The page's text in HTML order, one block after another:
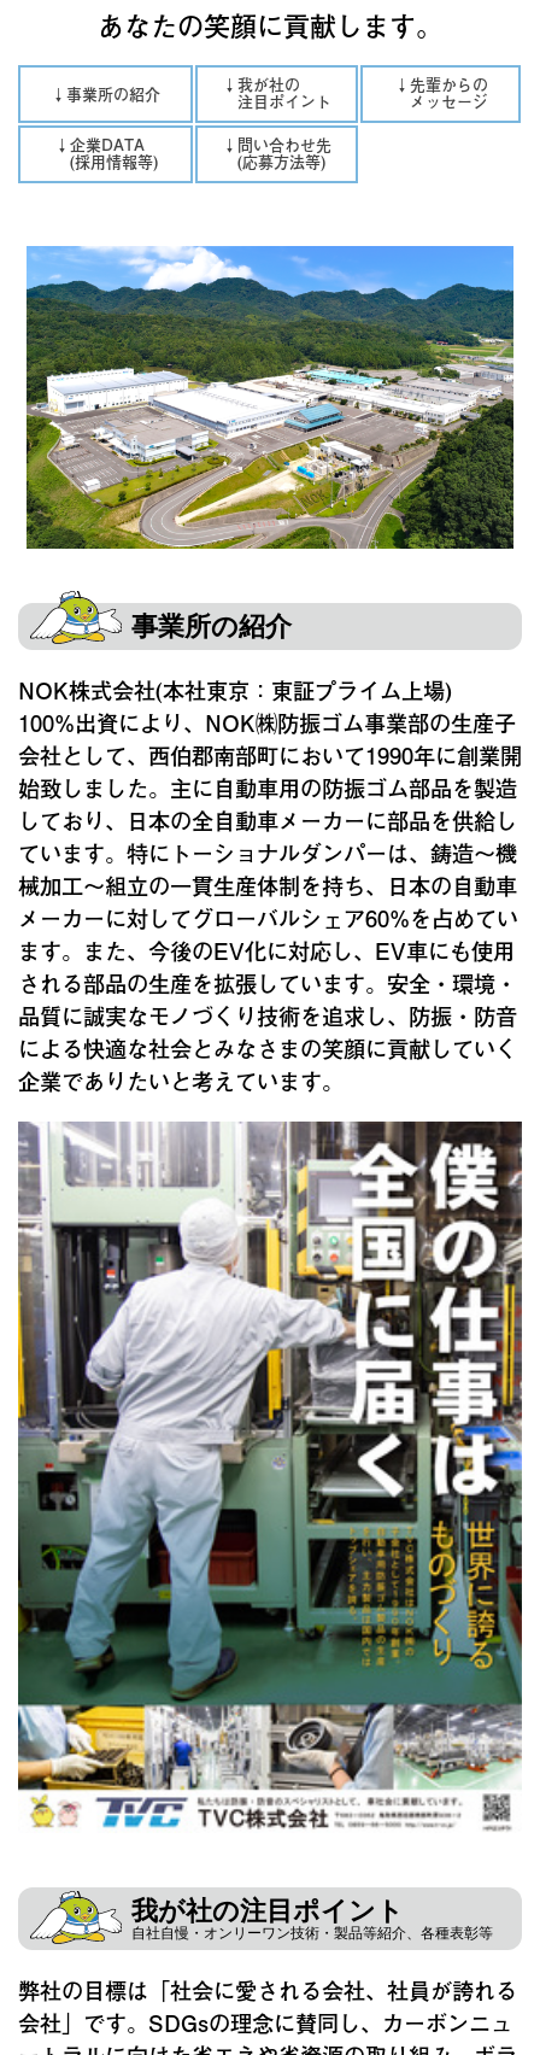
あなたの笑顔に貢献します。
↓事業所の紹介 ↓我が社の
注目ポイント
↓先輩からの
メッセージ
↓企業DATA
(採用情報等)
↓問い合わせ先
(応募方法等)
事業所の紹介
NOK株式会社(本社東京：東証プライム上場)
100%出資により、NOK㈱防振ゴム事業部の生産子
会社として、西伯郡南部町において1990年に創業開
始致しました。主に自動車用の防振ゴム部品を製造
しており、日本の全自動車メーカーに部品を供給し
ています。特にトーショナルダンパーは、鋳造～機
械加工～組立の一貫生産体制を持ち、日本の自動車
メーカーに対してグローバルシェア60%を占めてい
ます。また、今後のEV化に対応し、EV車にも使用
される部品の生産を拡張しています。安全・環境・
品質に誠実なモノづくり技術を追求し、防振・防音
による快適な社会とみなさまの笑顔に貢献していく
企業でありたいと考えています。
我が社の注目ポイント
自社自慢・オンリーワン技術・製品等紹介、各種表彰等
弊社の目標は「社会に愛される会社、社員が誇れる
会社」です。SDGsの理念に賛同し、カーボンニュ